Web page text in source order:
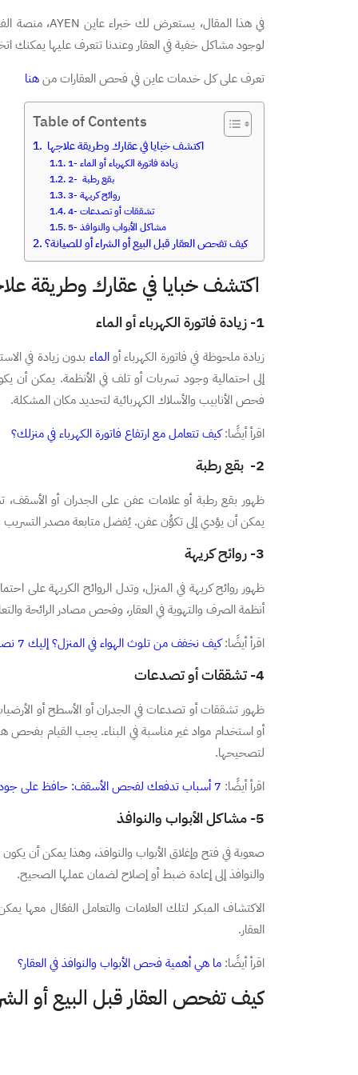
لوجود مشاكل خفية في العقار وعندنا تتعرف عليها يمكنك
تعرف على كل خدمات عاين في فحص العقارات منهنا
Table of Contents
اكتشف خبايا في عقارك وطريقة علاجها
1- زيادة فاتورة الكهرباء أو الماء
2- بقع رطبة
3- روائح كريهة
4- تشققات أو تصدعات
5- مشاكل الأبواب والنوافذ
كيف تفحص العقار قبل البيع أو الشراء أو للصيانة؟
اكتشف خبايا في عقارك وطريقة
1- زيادة فاتورة الكهرباء أو الماء
زيادة ملحوظة في فاتورة الكهرباء أوالماء بدون زيادة في
إلى احتمالية وجود تسربات أو تلف في الأنظمة. يمكن
فحص الأنابيب والأسلاك الكهربائية لتحديد مكان المشكلة.
اقرأ أيضًا:كيف تتعامل مع ارتفاع فاتورة الكهرباء في منزلك؟
2- بقع رطبة
ظهور بقع رطبة أو علامات عفن على الجدران أو الأسقف،
يمكن أن يؤدي إلى تكوُّن عفن. يُفضل متابعة مصدر التسريب
3- روائح كريهة
ظهور روائح كريهة في المنزل، وتدل الروائح الكريهة
أنظمة الصرف والتهوية في العقار، وفحص مصادر الرائحة
اقرأ أيضًا:كيف نخفف من تلوث الهواء في المنزل؟ إليك 7 نصائح
4- تشققات أو تصدعات
ظهور تشققات أو تصدعات في الجدران أو الأسطح أو
أو استخدام مواد غير مناسبة في البناء. يجب القيام بفحص
لتصحيحها.
اقرأ أيضًا:
5- مشاكل الأبواب والنوافذ
صعوبة في فتح وإغلاق الأبواب والنوافذ، وهذا يمكن أن يكون
والنوافذ إلى إعادة ضبط أو إصلاح لضمان عملها الصحيح.
الاكتشاف المبكر لتلك العلامات والتعامل الفعّال
العقار.
اقرأ أيضًا: ما هي أهمية فحص الأبواب والنوافذ في العقار؟
كيف تفحص العقار قبل البيع أو